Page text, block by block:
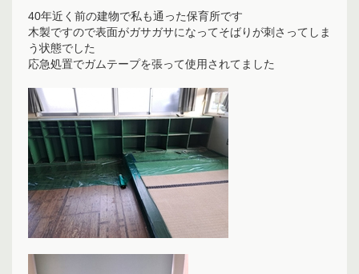
40年近く前の建物で私も通った保育所です
木製ですので表面がガサガサになってそばりが刺さってしま
う状態でした
応急処置でガムテープを張って使用されてました